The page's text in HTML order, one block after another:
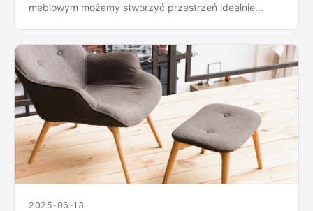
meblowym możemy stworzyć przestrzeń idealnie...
2025-06-13